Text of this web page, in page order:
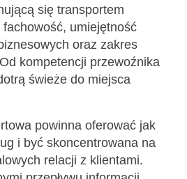
się transportem
fachowość, umiejętność
oraz zakres
kompetencji przewoźnika
świeże do miejsca
powinna oferować jak
i być skoncentrowana na
relacji z klientami.